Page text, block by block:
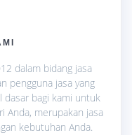
dalam bidang jasa
pengguna jasa yang
dasar bagi kami untuk
Anda, merupakan jasa
kebutuhan Anda.